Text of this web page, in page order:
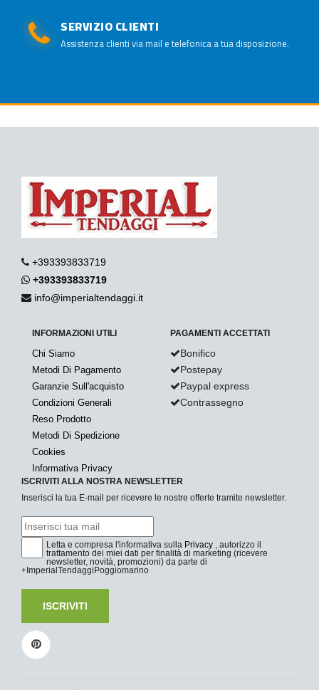
SERVIZIO CLIENTI
Assistenza clienti via mail e telefonica a tua disposizione.
+393393833719
+393393833719
info@imperialtendaggi.it
INFORMAZIONI UTILI
Chi Siamo
Metodi Di Pagamento
Garanzie Sull'acquisto
Condizioni Generali
Reso Prodotto
Metodi Di Spedizione
Cookies
Informativa Privacy
PAGAMENTI ACCETTATI
Bonifico
Postepay
Paypal express
Contrassegno
ISCRIVITI ALLA NOSTRA NEWSLETTER
Inserisci la tua E-mail per ricevere le nostre offerte tramite newsletter.
Letta e compresa l'informativa sulla Privacy , autorizzo il
trattamento dei miei dati per finalità di marketing (ricevere
newsletter, novità, promozioni) da parte di
+ImperialTendaggiPoggiomarino
ISCRIVITI